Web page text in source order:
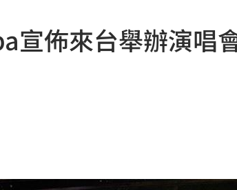
倍
10:14
宣佈來台舉辦演唱